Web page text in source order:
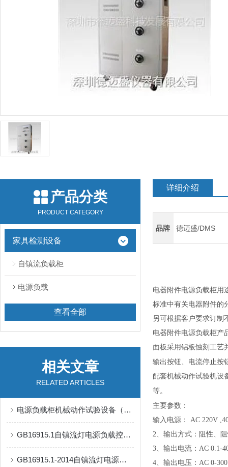
产品分类
PRODUCT CATEGORY
家具检测设备
自镇流负载柜
电源负载
查看全部
相关文章
RELATED ARTICLES
电源负载柜机械动作试验设备（如插头插座寿命试验机）
GB16915.1自镇流灯电源负载控制柜
GB16915.1-2014自镇流灯电源负载柜
详细介绍
品牌 德迈盛/DMS
电器附件电源负载柜用
标准中有关电器附件的
另可根据客户要求订制
电器附件电源负载柜产
面板采用铝板蚀刻工艺
输出按钮、电流停止按
配套机械动作试验机设
等。
主要参数：
输入电源： AC 220V
2、输出方式：阻性、
3、输出电流：AC 0.1-
4、输出电压：AC 0-